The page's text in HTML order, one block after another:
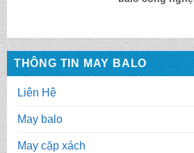
THÔNG TIN MAY BALO
Liên Hệ
May balo
May cặp xách